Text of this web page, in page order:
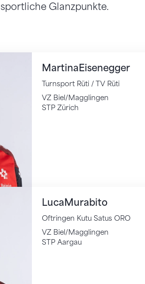
sportliche Glanzpunkte.
MartinaEisenegger
Turnsport Rüti / TV Rüti
VZ Biel/Magglingen
STP Zürich
LucaMurabito
Oftringen Kutu Satus ORO
VZ Biel/Magglingen
STP Aargau